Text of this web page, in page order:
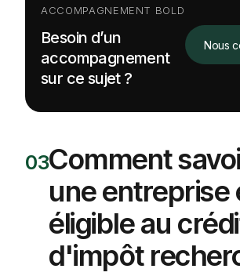
ACCOMPAGNEMENT BOLD
Besoin d’un
accompagnement
sur ce sujet ?
Nous
Comment
une entreprise
éligible au
d'impôt